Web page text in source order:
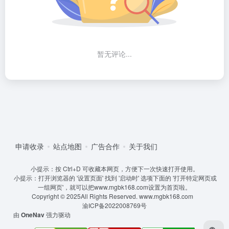
暂无评论...
申请收录 站点地图 广告合作 关于我们
小提示：按 Ctrl+D 可收藏本网页，方便下一次快速打开使用。
小提示：打开浏览器的 '设置页面' 找到 '启动时' 选项下面的 '打开特定网页或
一组网页'，就可以把www.mgbk168.com设置为首页啦。
Copyright © 2025All Rights Reserved. www.mgbk168.com
渝ICP备2022008769号
由 OneNav强力驱动